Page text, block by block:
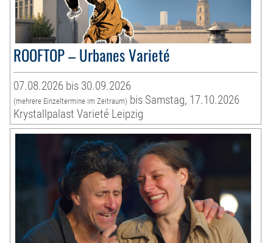
ROOFTOP – Urbanes Varieté
07.08.2026 bis 30.09.2026
(mehrere Einzeltermine im Zeitraum) bis Samstag, 17.10.2026
Krystallpalast Varieté Leipzig